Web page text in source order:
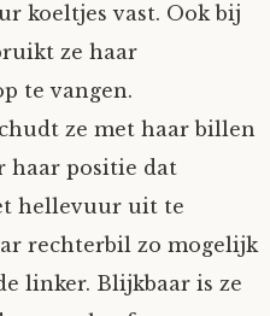
koeltjes vast. Ook bij
ze haar
te vangen.
ze met haar billen
haar positie dat
hellevuur uit te
rechterbil zo mogelijk
linker. Blijkbaar is ze